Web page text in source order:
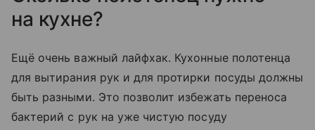
на кухне?
Ещё очень важный лайфхак. Кухонные полотенца
для вытирания рук и для протирки посуды должны
быть разными. Это позволит избежать переноса
бактерий с рук на уже чистую посуду